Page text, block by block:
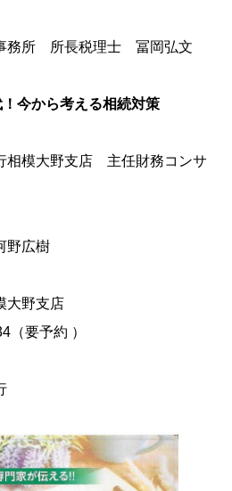
務所 所長税理士 冨岡弘文
今から考える相続対策
相模大野支店 主任財務コンサ
野広樹
大野支店
（要予約 ）